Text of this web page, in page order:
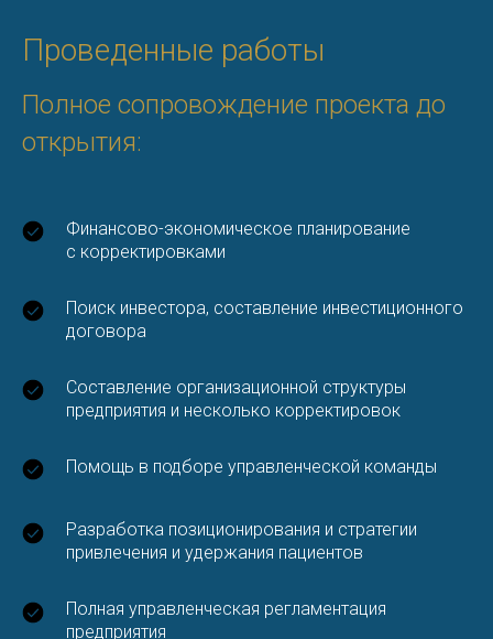
Проведенные работы
Полное сопровождение проекта до
открытия:
Финансово-экономическое планирование
с корректировками
Поиск инвестора, составление инвестиционного
договора
Составление организационной структуры
предприятия и несколько корректировок
Помощь в подборе управленческой команды
Разработка позиционирования и стратегии
привлечения и удержания пациентов
Полная управленческая регламентация
предприятия